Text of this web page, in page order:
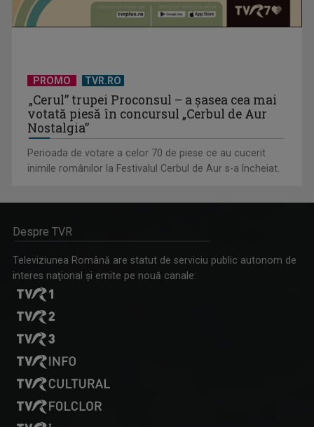
PROMO TVR.RO
„Cerul” trupei Proconsul – a şasea cea mai
votată piesă în concursul „Cerbul de Aur
Nostalgia”
Perioada de votare a celor 70 de piese ce au cucerit
inimile românilor la Festivalul Cerbul de Aur s-a încheiat.
Despre TVR
Televiziunea Română are statut de serviciu public autonom de
interes naţional şi emite pe nouă canale: